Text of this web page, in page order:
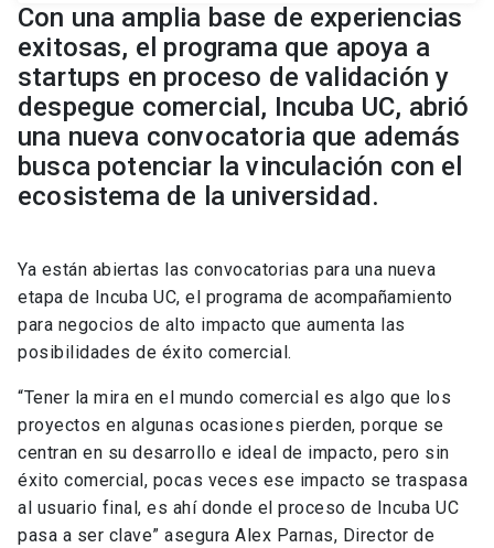
Con una amplia base de experiencias
exitosas, el programa que apoya a
startups en proceso de validación y
despegue comercial, Incuba UC, abrió
una nueva convocatoria que además
busca potenciar la vinculación con el
ecosistema de la universidad.
Ya están abiertas las convocatorias para una nueva
etapa de Incuba UC, el programa de acompañamiento
para negocios de alto impacto que aumenta las
posibilidades de éxito comercial.
“Tener la mira en el mundo comercial es algo que los
proyectos en algunas ocasiones pierden, porque se
centran en su desarrollo e ideal de impacto, pero sin
éxito comercial, pocas veces ese impacto se traspasa
al usuario final, es ahí donde el proceso de Incuba UC
pasa a ser clave” asegura Alex Parnas, Director de